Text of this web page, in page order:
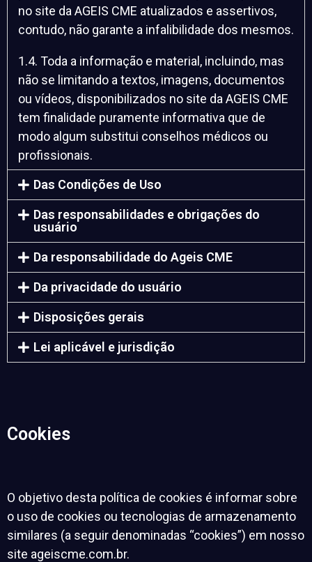
no site da AGEIS CME atualizados e assertivos,
contudo, não garante a infalibilidade dos mesmos.
1.4. Toda a informação e material, incluindo, mas
não se limitando a textos, imagens, documentos
ou vídeos, disponibilizados no site da AGEIS CME
tem finalidade puramente informativa que de
modo algum substitui conselhos médicos ou
profissionais.
Das Condições de Uso
Das responsabilidades e obrigações do
usuário
Da responsabilidade do Ageis CME
Da privacidade do usuário
Disposições gerais
Lei aplicável e jurisdição
Cookies
O objetivo desta política de cookies é informar sobre
o uso de cookies ou tecnologias de armazenamento
similares (a seguir denominadas “cookies”) em nosso
site ageiscme.com.br.